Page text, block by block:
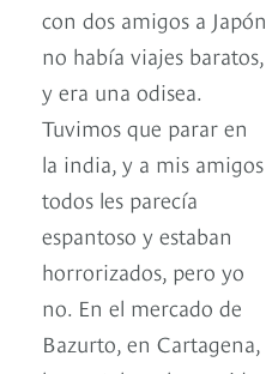
con dos amigos a Japón
no había viajes baratos,
y era una odisea.
Tuvimos que parar en
la india, y a mis amigos
todos les parecía
espantoso y estaban
horrorizados, pero yo
no. En el mercado de
Bazurto, en Cartagena,